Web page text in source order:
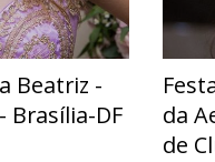
Beatriz -
Brasília-DF
da
de